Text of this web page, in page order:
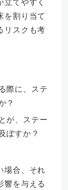
を割り当て
リスクも考
際に、ステ
？
が、ステー
ぼすか？
場合、それ
響を与える